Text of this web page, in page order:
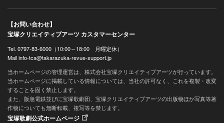
【お問い合わせ】
宝塚クリエイティブアーツ カスタマーセンター
Tel. 0797-83-6000（10:00～18:00 月曜定休）
Mail info-tca@takarazuka-revue-support.jp
当ホームページの管理運営は、株式会社宝塚クリエイティブアーツが行っています。
当ホームページに掲載している情報については、当社の許可なく、これを複製・改変
することを固く禁止します。
また、阪急電鉄並びに宝塚歌劇団、宝塚クリエイティブアーツの出版物ほか写真等著
作物についても無断転載、複写等を禁じます。
宝塚歌劇公式ホームページ